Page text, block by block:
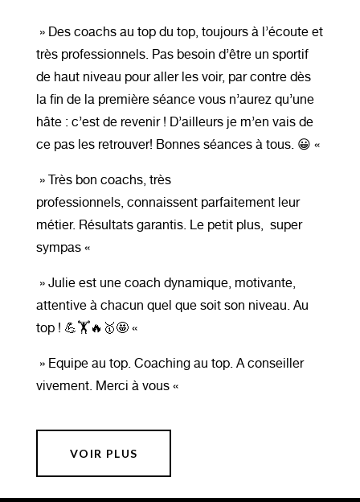
» Des coachs au top du top, toujours à l’écoute et
très professionnels. Pas besoin d’être un sportif
de haut niveau pour aller les voir, par contre dès
la fin de la première séance vous n’aurez qu’une
hâte : c’est de revenir ! D’ailleurs je m’en vais de
ce pas les retrouver! Bonnes séances à tous. 😀 «
» Très bon coachs, très
professionnels, connaissent parfaitement leur
métier. Résultats garantis. Le petit plus, super
sympas «
» Julie est une coach dynamique, motivante,
attentive à chacun quel que soit son niveau. Au
top ! 💪🏋️🔥🥇🤩 «
» Equipe au top. Coaching au top. A conseiller
vivement. Merci à vous «
VOIR PLUS